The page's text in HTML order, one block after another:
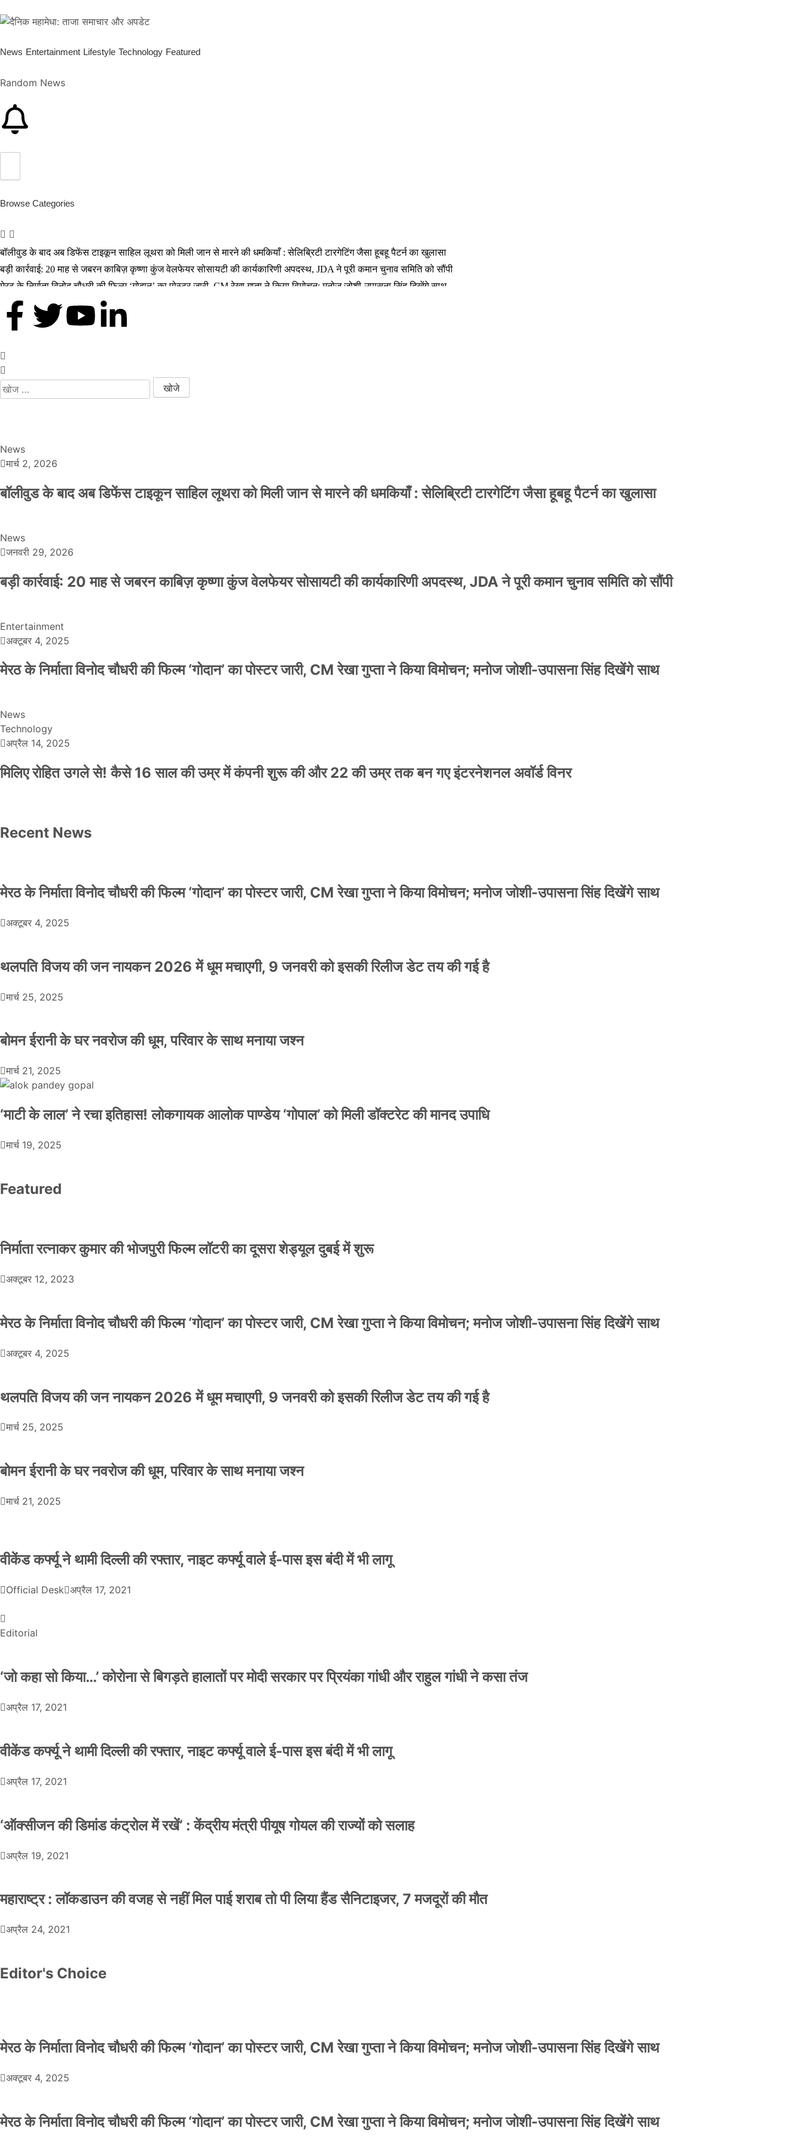
News Entertainment Lifestyle Technology Featured
Random News
Browse Categories
बॉलीवुड के बाद अब डिफेंस टाइकून साहिल लूथरा को मिली जान से मारने की धमकियाँ : सेलिब्रिटी टारगेटिंग जैसा हूबहू पैटर्न का खुलासा
बड़ी कार्रवाई: 20 माह से जबरन काबिज़ कृष्णा कुंज वेलफेयर सोसायटी की कार्यकारिणी अपदस्थ, JDA ने पूरी कमान चुनाव समिति को सौंपी
मेरठ के निर्माता विनोद चौधरी की फिल्म ‘गोदान’ का पोस्टर जारी, CM रेखा गुप्ता ने किया विमोचन; मनोज जोशी-उपासना सिंह दिखेंगे साथ
मिलिए रोहित उगले से! कैसे 16 साल की उम्र में कंपनी शुरू की और 22 की उम्र तक बन गए इंटरनेशनल अवॉर्ड विनर
MBA डिग्री छोड़, कैमरा थामा! मिलिए बॉलीवुड हस्तियों के चहेते वेडिंग फोटोग्राफर लक्ष्य चावला से
News
मार्च 2, 2026
बॉलीवुड के बाद अब डिफेंस टाइकून साहिल लूथरा को मिली जान से मारने की धमकियाँ : सेलिब्रिटी टारगेटिंग जैसा हूबहू पैटर्न का खुलासा
News
जनवरी 29, 2026
बड़ी कार्रवाई: 20 माह से जबरन काबिज़ कृष्णा कुंज वेलफेयर सोसायटी की कार्यकारिणी अपदस्थ, JDA ने पूरी कमान चुनाव समिति को सौंपी
Entertainment
अक्टूबर 4, 2025
मेरठ के निर्माता विनोद चौधरी की फिल्म ‘गोदान’ का पोस्टर जारी, CM रेखा गुप्ता ने किया विमोचन; मनोज जोशी-उपासना सिंह दिखेंगे साथ
News
Technology
अप्रैल 14, 2025
मिलिए रोहित उगले से! कैसे 16 साल की उम्र में कंपनी शुरू की और 22 की उम्र तक बन गए इंटरनेशनल अवॉर्ड विनर
Recent News
मेरठ के निर्माता विनोद चौधरी की फिल्म ‘गोदान’ का पोस्टर जारी, CM रेखा गुप्ता ने किया विमोचन; मनोज जोशी-उपासना सिंह दिखेंगे साथ
अक्टूबर 4, 2025
थलपति विजय की जन नायकन 2026 में धूम मचाएगी, 9 जनवरी को इसकी रिलीज डेट तय की गई है
मार्च 25, 2025
बोमन ईरानी के घर नवरोज की धूम, परिवार के साथ मनाया जश्न
मार्च 21, 2025
‘माटी के लाल’ ने रचा इतिहास! लोकगायक आलोक पाण्डेय ‘गोपाल’ को मिली डॉक्टरेट की मानद उपाधि
मार्च 19, 2025
Featured
निर्माता रत्नाकर कुमार की भोजपुरी फिल्म लॉटरी का दूसरा शेड्यूल दुबई में शुरू
अक्टूबर 12, 2023
मेरठ के निर्माता विनोद चौधरी की फिल्म ‘गोदान’ का पोस्टर जारी, CM रेखा गुप्ता ने किया विमोचन; मनोज जोशी-उपासना सिंह दिखेंगे साथ
अक्टूबर 4, 2025
थलपति विजय की जन नायकन 2026 में धूम मचाएगी, 9 जनवरी को इसकी रिलीज डेट तय की गई है
मार्च 25, 2025
बोमन ईरानी के घर नवरोज की धूम, परिवार के साथ मनाया जश्न
मार्च 21, 2025
वीकेंड कर्फ्यू ने थामी दिल्ली की रफ्तार, नाइट कर्फ्यू वाले ई-पास इस बंदी में भी लागू
Official Desk अप्रैल 17, 2021
Editorial
‘जो कहा सो किया…’ कोरोना से बिगड़ते हालातों पर मोदी सरकार पर प्रियंका गांधी और राहुल गांधी ने कसा तंज
अप्रैल 17, 2021
वीकेंड कर्फ्यू ने थामी दिल्ली की रफ्तार, नाइट कर्फ्यू वाले ई-पास इस बंदी में भी लागू
अप्रैल 17, 2021
‘ऑक्सीजन की डिमांड कंट्रोल में रखें’ : केंद्रीय मंत्री पीयूष गोयल की राज्यों को सलाह
अप्रैल 19, 2021
महाराष्ट्र : लॉकडाउन की वजह से नहीं मिल पाई शराब तो पी लिया हैंड सैनिटाइजर, 7 मजदूरों की मौत
अप्रैल 24, 2021
Editor's Choice
मेरठ के निर्माता विनोद चौधरी की फिल्म ‘गोदान’ का पोस्टर जारी, CM रेखा गुप्ता ने किया विमोचन; मनोज जोशी-उपासना सिंह दिखेंगे साथ
अक्टूबर 4, 2025
मेरठ के निर्माता विनोद चौधरी की फिल्म ‘गोदान’ का पोस्टर जारी, CM रेखा गुप्ता ने किया विमोचन; मनोज जोशी-उपासना सिंह दिखेंगे साथ